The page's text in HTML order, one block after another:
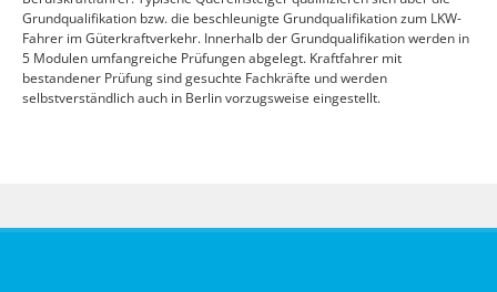
Grundqualifikation bzw. die beschleunigte Grundqualifikation zum LKW-
Fahrer im Güterkraftverkehr. Innerhalb der Grundqualifikation werden in
5 Modulen umfangreiche Prüfungen abgelegt. Kraftfahrer mit
bestandener Prüfung sind gesuchte Fachkräfte und werden
selbstverständlich auch in Berlin vorzugsweise eingestellt.